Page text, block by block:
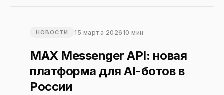
НОВОСТИ 15 марта 2026 10 мин
MAX Messenger API: новая
платформа для AI-ботов в
России